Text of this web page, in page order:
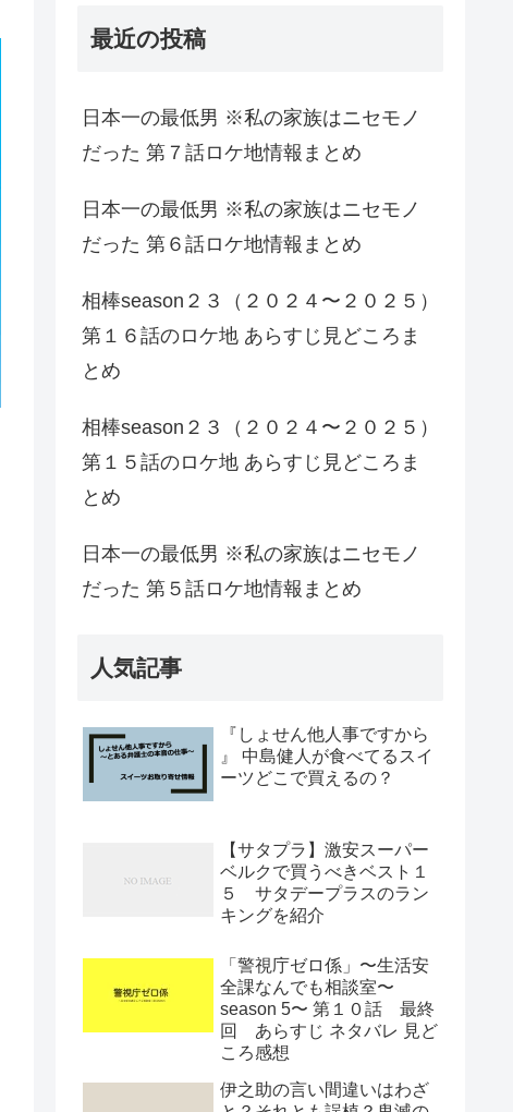
最近の投稿
日本一の最低男 ※私の家族はニセモノ
だった 第７話ロケ地情報まとめ
日本一の最低男 ※私の家族はニセモノ
だった 第６話ロケ地情報まとめ
相棒season２３（２０２４〜２０２５）
第１６話のロケ地 あらすじ見どころま
とめ
相棒season２３（２０２４〜２０２５）
第１５話のロケ地 あらすじ見どころま
とめ
日本一の最低男 ※私の家族はニセモノ
だった 第５話ロケ地情報まとめ
人気記事
『しょせん他人事ですから
』 中島健人が食べてるスイ
ーツどこで買えるの？
【サタプラ】激安スーパー
ベルクで買うべきベスト１
５ サタデープラスのラン
キングを紹介
「警視庁ゼロ係」〜生活安
全課なんでも相談室〜
season 5〜 第１０話 最終
回 あらすじ ネタバレ 見ど
ころ感想
伊之助の言い間違いはわざ